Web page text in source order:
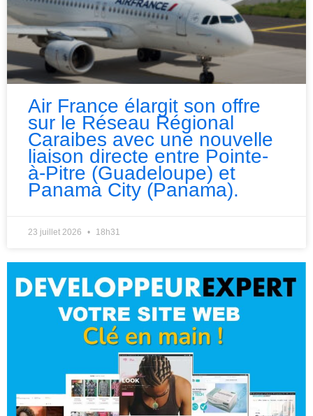
Air France élargit son offre
sur le Réseau Régional
Caraibes avec une nouvelle
liaison directe entre Pointe-
à-Pitre (Guadeloupe) et
Panama City (Panama).
23 juillet 2026 18h31